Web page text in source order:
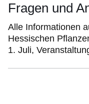
Fragen und
Alle Informationen
Hessischen
1. Juli,